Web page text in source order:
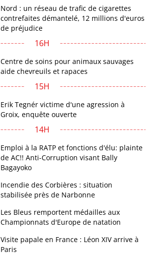
Nord : un réseau de trafic de cigarettes
contrefaites démantelé, 12 millions d'euros
de préjudice
16H
Centre de soins pour animaux sauvages
aide chevreuils et rapaces
15H
Erik Tegnér victime d'une agression à
Groix, enquête ouverte
14H
Emploi à la RATP et fonctions d'élu: plainte
de AC!! Anti-Corruption visant Bally
Bagayoko
Incendie des Corbières : situation
stabilisée près de Narbonne
Les Bleus remportent médailles aux
Championnats d'Europe de natation
Visite papale en France : Léon XIV arrive à
Paris